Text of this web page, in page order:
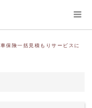
保険一括見積もりサービスに